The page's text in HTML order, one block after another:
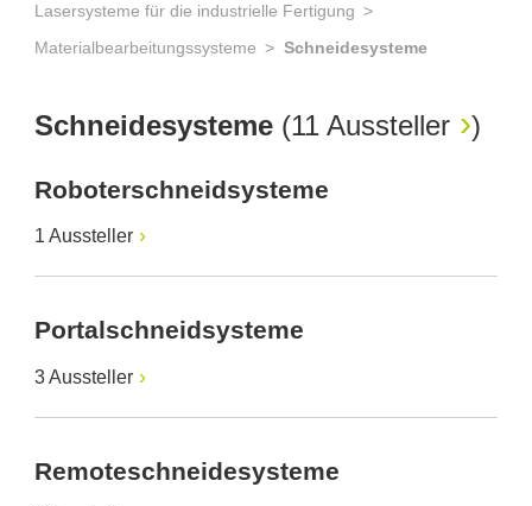
Lasersysteme für die industrielle Fertigung
Materialbearbeitungssysteme
Schneidesysteme
Schneidesysteme (11 Aussteller )
Roboterschneidsysteme
1 Aussteller
Portalschneidsysteme
3 Aussteller
Remoteschneidesysteme